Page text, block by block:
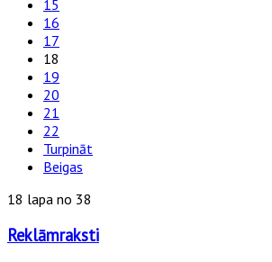
15
16
17
18
19
20
21
22
Turpināt
Beigas
18 lapa no 38
Reklāmraksti